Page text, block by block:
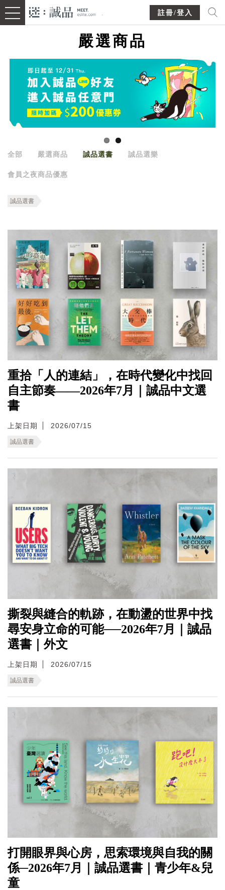
註冊/登入
嚴選商品
全部 嚴選商品 誠品選書 誠品選樂
會員之夜商品優惠
誠品選書
重拾「人的連結」，在時代變化中找回
自主節奏——2026年7月｜誠品中文選
書
上架日期 2026/07/15
誠品選書
撕裂與縫合的軌跡，在動盪的世界中找
尋安身立命的可能──2026年7月｜誠品
選書｜外文
上架日期 2026/07/15
誠品選書
打開眼界與心房，思索環境與自我的關
係─2026年7月｜誠品選書｜青少年&兒
童